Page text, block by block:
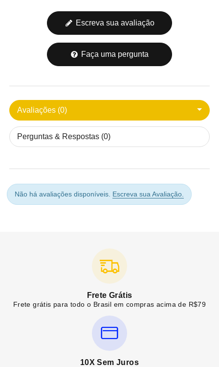
Escreva sua avaliação
Faça uma pergunta
Avaliações (0)
Perguntas & Respostas (0)
Não há avaliações disponíveis. Escreva sua Avaliação.
Frete Grátis
Frete grátis para todo o Brasil em compras acima de R$79
10X Sem Juros